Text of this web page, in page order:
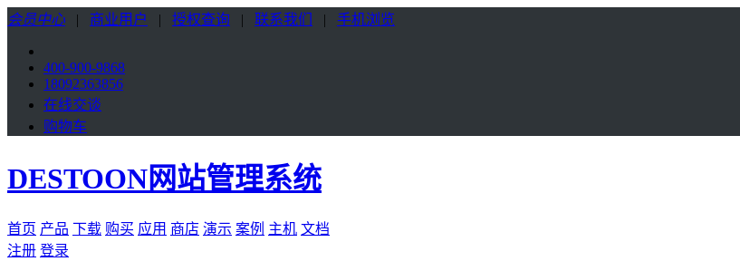
会员中心 | 商业用户 | 授权查询 | 联系我们 | 手机浏览
400-900-9868
18092363856
在线交谈
购物车
DESTOON网站管理系统
首页 产品 下载 购买 应用 商店 演示 案例 主机 文档
注册 登录